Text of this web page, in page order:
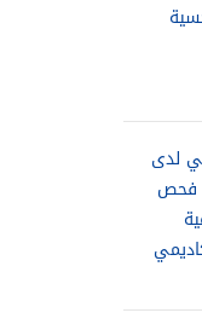
لدى
فحص